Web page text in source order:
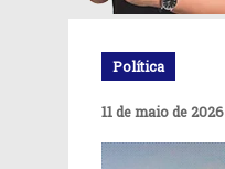
Política
11 de maio de 2026